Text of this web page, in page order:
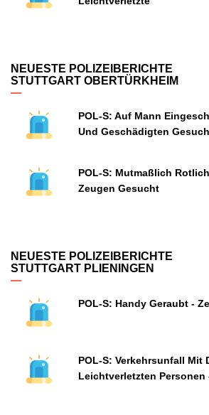
NEUESTE POLIZEIBERICHTE
STUTTGART OBERTÜRKHEIM
POL-S: Auf Mann
Und Geschädigten
POL-S: Mutmaßlich
Zeugen Gesucht
NEUESTE POLIZEIBERICHTE
STUTTGART PLIENINGEN
POL-S: Handy Geraubt -
POL-S: Verkehrsunfall Mit
Leichtverletzten